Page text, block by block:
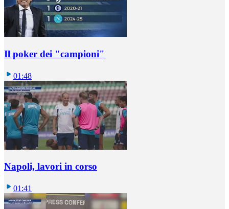
Il poker dei "campioni"
01:48
Napoli, lavori in corso
01:41